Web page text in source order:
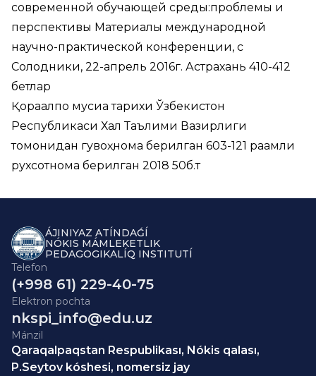
современной обучающей среды:проблемы и
перспективы Материалы международной
научно-практической конференции, с
Солодники, 22-апрель 2016г. Астрахань 410-412
бетлар
Қорақалпоқ мусиқа тарихи Ўзбекистон
Республикаси Халқ Таълими Вазирлиги
томонидан гувоҳнома берилган 603-121 рақамли
рухсотнома берилган 2018 50б.т
ÁJINIYAZ ATÍNDAǴÍ
NÓKIS MÁMLEKETLIK
PEDAGOGIKALÍQ INSTITUTÍ
Telefon
(+998 61) 229-40-75
Elektron pochta
nkspi_info@edu.uz
Mánzil
Qaraqalpaqstan Respublikası, Nókis qalası,
P.Seytov kóshesi, nomersiz jay